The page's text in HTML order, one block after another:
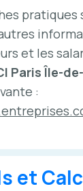
pratiques
et les
Paris Île-
:
et